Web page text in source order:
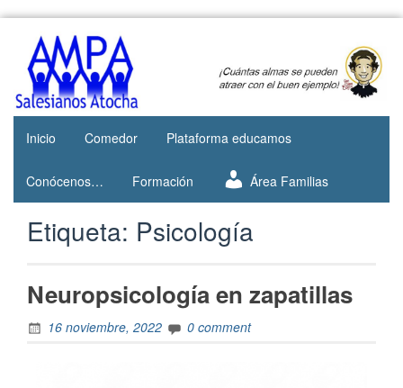
AMPA
Salesianos
Atocha
Web del
AMPA del
Colegio
Salesianos
de Atocha
Inicio
Comedor Plataforma educamos
Conócenos… Formación Área Familias
Etiqueta: Psicología
Neuropsicología en zapatillas
16 noviembre, 2022 0 comment